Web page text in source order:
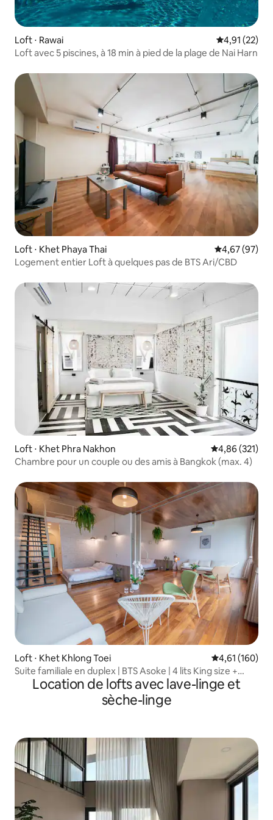
Loft ⋅ Rawai Évaluation
4,91 (22)
Loft avec 5 piscines, à 18 min à pied de la plage de Nai Harn
Loft ⋅ Khet Phaya Thai Évaluation
4,67 (97)
Logement entier Loft à quelques pas de BTS Ari/CBD
Loft ⋅ Khet Phra Nakhon Évaluation
4,86 (321)
Chambre pour un couple ou des amis à Bangkok (max. 4)
Loft ⋅ Khet Khlong Toei Évaluation
4,61 (160)
Suite familiale en duplex | BTS Asoke | 4 lits King size +
2 canapés
Location de lofts avec lave-linge et
sèche-linge